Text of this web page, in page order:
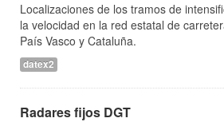
Localizaciones de los tramos de
la velocidad en la red estatal de
País Vasco y Cataluña.
datex2
Radares fijos DGT